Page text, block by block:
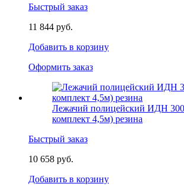
Быстрый заказ
11 844 руб.
Добавить в корзину
Оформить заказ
Лежачий полицейский ИДН
комплект 4,5м) резина
Быстрый заказ
10 658 руб.
Добавить в корзину